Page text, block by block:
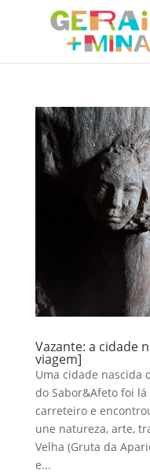
Vazante: a cidade
viagem]
Uma cidade nascida
do Sabor&Afeto foi
carreteiro e
une natureza, arte,
Velha (Gruta da
e...